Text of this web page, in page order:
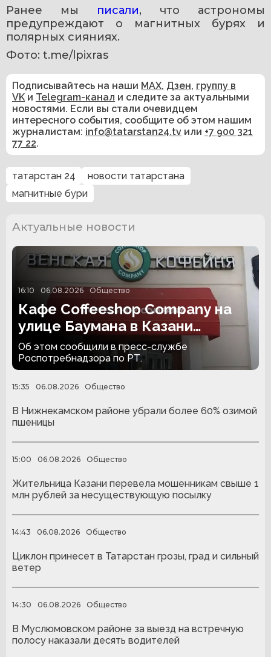
Ранее мы писали, что астрономы
предупреждают о магнитных бурях и
полярных сияниях.
Фото: t.me/lpixras
Подписывайтесь на наши MAX, Дзен, группу в
VK и Telegram-канал и следите за актуальными
новостями. Если вы стали очевидцем
интересного события, сообщите об этом нашим
журналистам: info@tatarstan24.tv или +7 900 321
77 22.
татарстан 24
новости татарстана
магнитные бури
Актуальные новости
16:10 06.08.2026 Общество
Кафе Coffeeshop Company на
улице Баумана в Казани
закрыли на 30 суток
Об этом сообщили в пресс-службе
Роспотребнадзора по РТ.
15:35 06.08.2026 Общество
В Нижнекамском районе убрали более 60% озимой
пшеницы
15:00 06.08.2026 Общество
Жительница Казани перевела мошенникам свыше 1
млн рублей за несуществующую посылку
14:43 06.08.2026 Общество
Циклон принесет в Татарстан грозы, град и сильный
ветер
14:30 06.08.2026 Общество
В Муслюмовском районе за выезд на встречную
полосу наказали десять водителей